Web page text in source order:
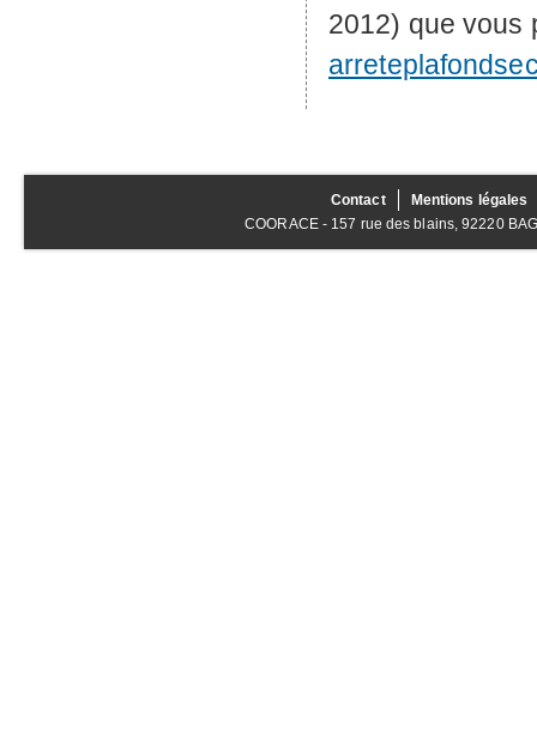
2012) que vous
Contact
Mentions légales
COORACE - 157 rue des blains, 92220